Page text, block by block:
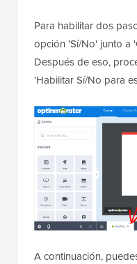
Para habilitar dos
opción 'Sí/No' junto a
Después de eso,
'Habilitar Sí/No para
A continuación,